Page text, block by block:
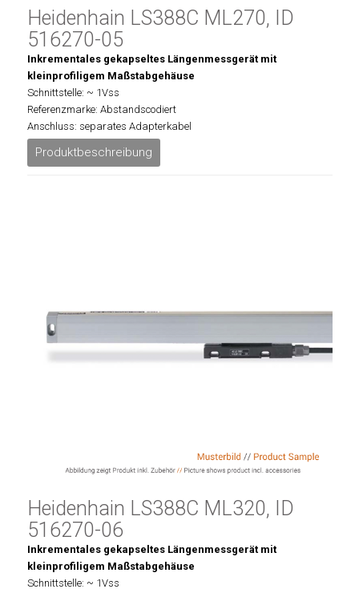
Heidenhain LS388C ML270, ID
516270-05
Inkrementales gekapseltes Längenmessgerät mit
kleinprofiligem Maßstabgehäuse
Schnittstelle: ~ 1Vss
Referenzmarke: Abstandscodiert
Anschluss: separates Adapterkabel
Produktbeschreibung
Heidenhain LS388C ML320, ID
516270-06
Inkrementales gekapseltes Längenmessgerät mit
kleinprofiligem Maßstabgehäuse
Schnittstelle: ~ 1Vss